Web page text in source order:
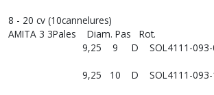
8 - 20 cv (10cannelures)
AMITA 3 3Pales Diam. Pas Rot.
9,25 9 D SOL4111-
9,25 10 D SOL4111-093-